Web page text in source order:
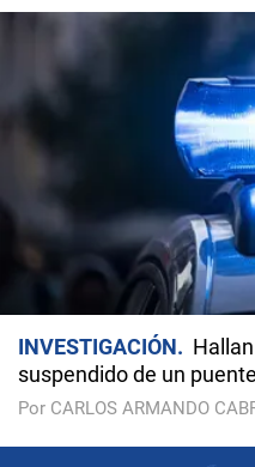
INVESTIGACIÓN
suspendido de un
Por CARLOS ARMANDO